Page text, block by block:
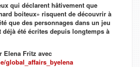
qui déclarent hâtivement que
boiteux» risquent de découvrir à
que des personnages dans un jeu
été écrites depuis longtemps à
Elena Fritz avec
global_affairs_byelena